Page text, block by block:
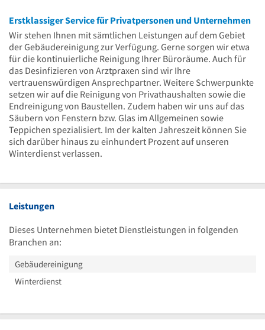
Erstklassiger Service für Privatpersonen und Unternehmen
Wir stehen Ihnen mit sämtlichen Leistungen auf dem Gebiet
der Gebäudereinigung zur Verfügung. Gerne sorgen wir etwa
für die kontinuierliche Reinigung Ihrer Büroräume. Auch für
das Desinfizieren von Arztpraxen sind wir Ihre
vertrauenswürdigen Ansprechpartner. Weitere Schwerpunkte
setzen wir auf die Reinigung von Privathaushalten sowie die
Endreinigung von Baustellen. Zudem haben wir uns auf das
Säubern von Fenstern bzw. Glas im Allgemeinen sowie
Teppichen spezialisiert. Im der kalten Jahreszeit können Sie
sich darüber hinaus zu einhundert Prozent auf unseren
Winterdienst verlassen.
Leistungen
Dieses Unternehmen bietet Dienstleistungen in folgenden
Branchen an:
Gebäudereinigung
Winterdienst